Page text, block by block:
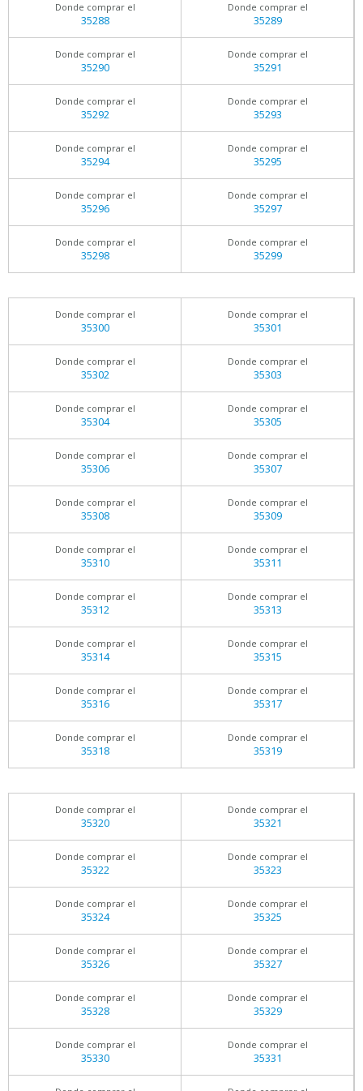
Donde comprar el
35288
Donde comprar el
35289
Donde comprar el
35290
Donde comprar el
35291
Donde comprar el
35292
Donde comprar el
35293
Donde comprar el
35294
Donde comprar el
35295
Donde comprar el
35296
Donde comprar el
35297
Donde comprar el
35298
Donde comprar el
35299
Donde comprar el
35300
Donde comprar el
35301
Donde comprar el
35302
Donde comprar el
35303
Donde comprar el
35304
Donde comprar el
35305
Donde comprar el
35306
Donde comprar el
35307
Donde comprar el
35308
Donde comprar el
35309
Donde comprar el
35310
Donde comprar el
35311
Donde comprar el
35312
Donde comprar el
35313
Donde comprar el
35314
Donde comprar el
35315
Donde comprar el
35316
Donde comprar el
35317
Donde comprar el
35318
Donde comprar el
35319
Donde comprar el
35320
Donde comprar el
35321
Donde comprar el
35322
Donde comprar el
35323
Donde comprar el
35324
Donde comprar el
35325
Donde comprar el
35326
Donde comprar el
35327
Donde comprar el
35328
Donde comprar el
35329
Donde comprar el
35330
Donde comprar el
35331